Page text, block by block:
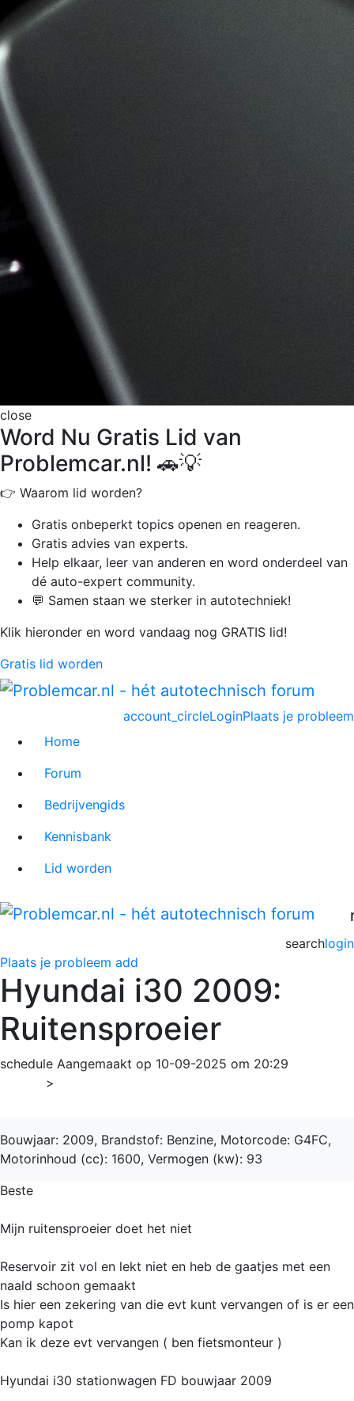
close
Word Nu Gratis Lid van
Problemcar.nl! 🚗💡
👉 Waarom lid worden?
Gratis onbeperkt topics openen en reageren.
Gratis advies van experts.
Help elkaar, leer van anderen en word onderdeel van
dé auto-expert community.
💬 Samen staan we sterker in autotechniek!
Klik hieronder en word vandaag nog GRATIS lid!
Gratis lid worden
Plaats je probleem
account_circleLogin
Home
Forum
Bedrijvengids
Kennisbank
Lid worden
login
search
Plaats je probleem add
Hyundai i30 2009:
Ruitensproeier
schedule Aangemaakt op 10-09-2025 om 20:29
>
Bouwjaar: 2009, Brandstof: Benzine, Motorcode: G4FC,
Motorinhoud (cc): 1600, Vermogen (kw): 93
Beste
Mijn ruitensproeier doet het niet
Reservoir zit vol en lekt niet en heb de gaatjes met een
naald schoon gemaakt
Is hier een zekering van die evt kunt vervangen of is er een
pomp kapot
Kan ik deze evt vervangen ( ben fietsmonteur )
Hyundai i30 stationwagen FD bouwjaar 2009